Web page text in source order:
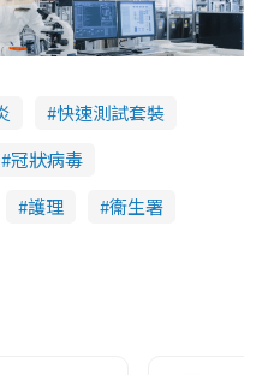
快速測試套裝
冠狀病毒
護理
衞生署